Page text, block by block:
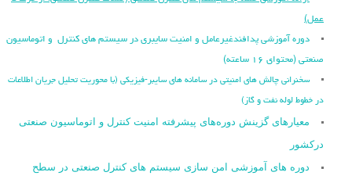
عمل)
دوره آموزشی پدافندغیرعامل و امنیت سایبری در سیستم های کنترل و اتوماسیون
صنعتی (محتوای ۱۶ ساعته)
سخنرانی چالش های امنیتی در سامانه های سایبر-فیزیکی (با محوریت تحلیل جریان اطلاعات
در خطوط لوله نفت و گاز)
معیارهای گزینش دوره‌های پیشرفته امنیت کنترل و اتوماسیون صنعتی
درکشور
دوره های آموزشی امن سازی سیستم های کنترل صنعتی در سطح